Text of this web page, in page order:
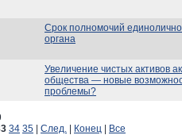
Срок полномочий
органа
Увеличение чистых активов
общества — новые
проблемы?
34 35 След. Конец Все